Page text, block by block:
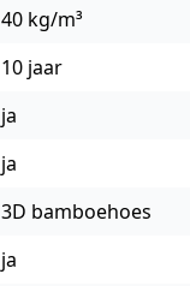
40 kg/m³
10 jaar
ja
ja
3D bamboehoes
ja